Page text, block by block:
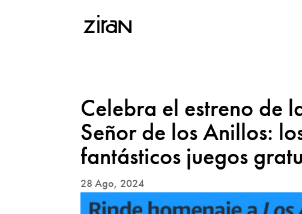
Celebra el estreno de
Señor de los Anillos:
fantásticos juegos
28 Ago, 2024